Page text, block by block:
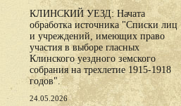
КЛИНСКИЙ УЕЗД: Начата
обработка источника "Списки лиц
и учреждений, имеющих право
участия в выборе гласных
Клинского уездного земского
собрания на трехлетие 1915-1918
годов".
24.05.2026